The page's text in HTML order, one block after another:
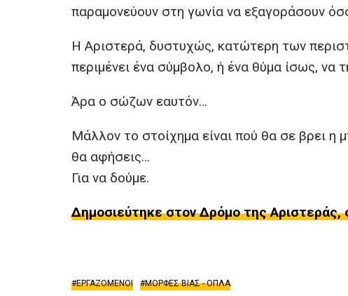
παραμονεύουν στη γωνία να εξαγοράσουν
Η Αριστερά, δυστυχώς, κατώτερη των
περιμένει ένα σύμβολο, ή ένα θύμα ίσως, να
Άρα ο σώζων εαυτόν…
Μάλλον το στοίχημα είναι πού θα σε βρει η
θα αφήσεις…
Για να δούμε.
Δημοσιεύτηκε στον Δρόμο της Αριστεράς,
ΕΡΓΑΖΟΜΕΝΟΙ ΜΟΡΦΕΣ ΒΙΑΣ - ΟΠΛΑ